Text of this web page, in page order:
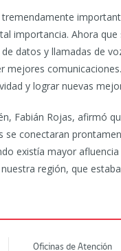
importancia. Ahora que
datos y llamadas de
y lograr nuevas
Fabián Rojas, afirmó
se conectaran
existía mayor
región, que
Oficinas de Atención